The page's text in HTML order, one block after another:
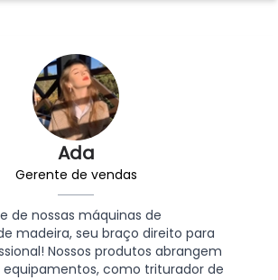
Ada
Gerente de vendas
de nossas máquinas de
madeira, seu braço direito para
Nossos produtos abrangem
equipamentos, como triturador de